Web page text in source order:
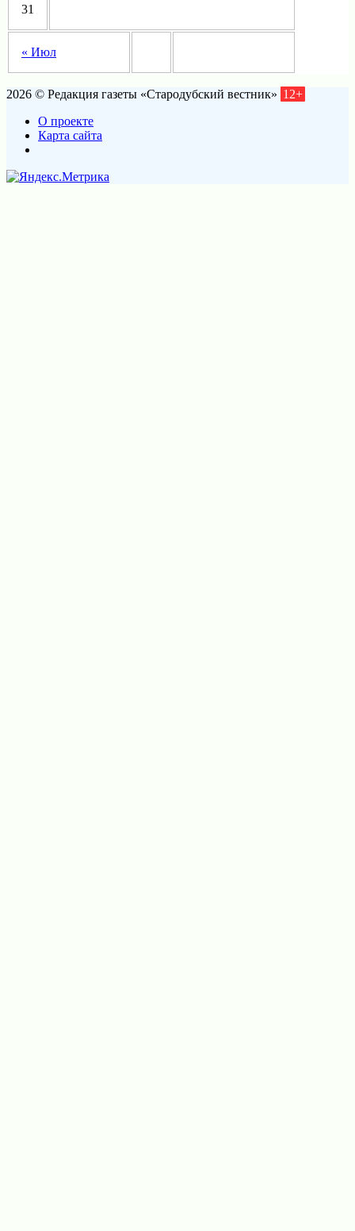
« Июл
31
2026 © Редакция газеты «Стародубский вестник» 12+
О проекте
Карта сайта